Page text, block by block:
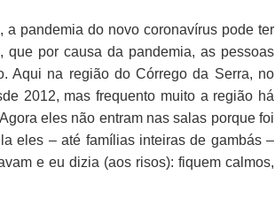
a pandemia do novo coronavírus pode ter
que por causa da pandemia, as pessoas
Aqui na região do Córrego da Serra, no
2012, mas frequento muito a região há
eles não entram nas salas porque foi
eles – até famílias inteiras de gambás –
e eu dizia (aos risos): fiquem calmos,